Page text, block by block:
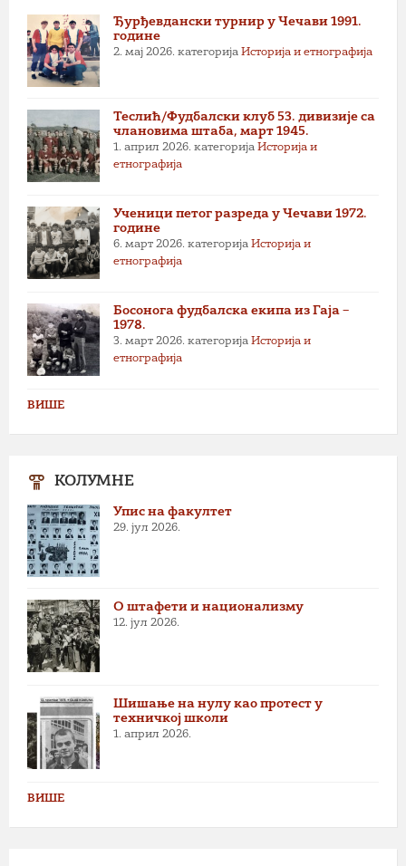
Ђурђевдански турнир у Чечави 1991.
године
2. мај 2026. категорија Историја и етнографија
Теслић/Фудбалски клуб 53. дивизије са
члановима штаба, март 1945.
1. април 2026. категорија Историја и
етнографија
Ученици петог разреда у Чечави 1972.
године
6. март 2026. категорија Историја и
етнографија
Босонога фудбалска екипа из Гаја –
1978.
3. март 2026. категорија Историја и
етнографија
ВИШЕ
КОЛУМНЕ
Упис на факултет
29. јул 2026.
О штафети и национализму
12. јул 2026.
Шишање на нулу као протест у
техничкој школи
1. април 2026.
ВИШЕ